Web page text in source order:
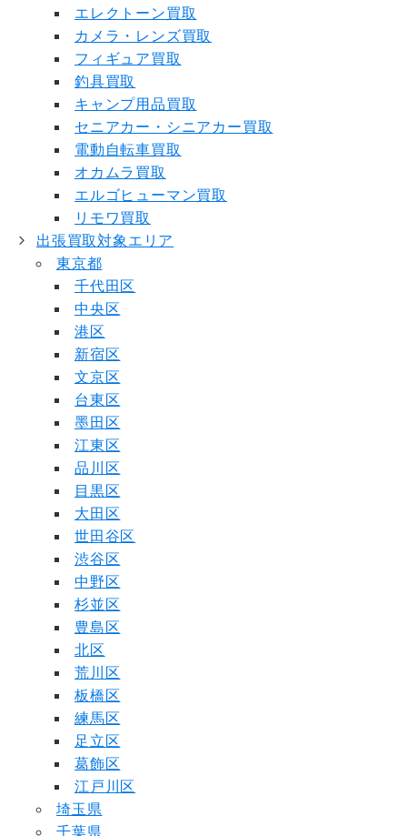
エレクトーン買取
カメラ・レンズ買取
フィギュア買取
釣具買取
キャンプ用品買取
セニアカー・シニアカー買取
電動自転車買取
オカムラ買取
エルゴヒューマン買取
リモワ買取
出張買取対象エリア
東京都
千代田区
中央区
港区
新宿区
文京区
台東区
墨田区
江東区
品川区
目黒区
大田区
世田谷区
渋谷区
中野区
杉並区
豊島区
北区
荒川区
板橋区
練馬区
足立区
葛飾区
江戸川区
埼玉県
千葉県